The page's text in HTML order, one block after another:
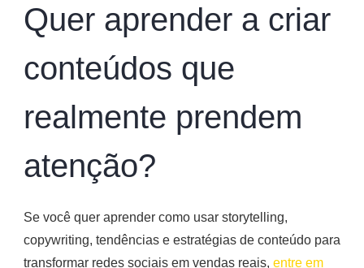
Quer aprender a criar
conteúdos que
realmente prendem
atenção?
Se você quer aprender como usar storytelling,
copywriting, tendências e estratégias de conteúdo para
transformar redes sociais em vendas reais, entre em